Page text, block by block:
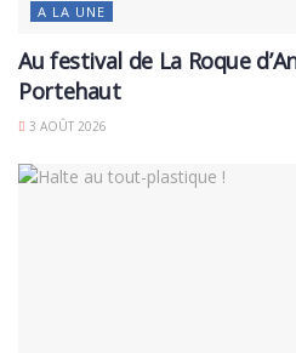
A LA UNE
Au festival de La Roque
Portehaut
3 AOÛT 2026